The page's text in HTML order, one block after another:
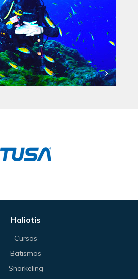
Haliotis
Cursos
Batismos
Snorkeling